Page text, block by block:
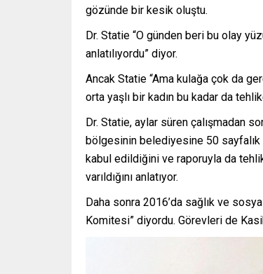
gözünde bir kesik oluştu.
Dr. Statie “O günden beri bu olay
anlatılıyordu” diyor.
Ancak Statie “Ama kulağa çok da
orta yaşlı bir kadın bu kadar da
Dr. Statie, aylar süren çalışmadan
bölgesinin belediyesine 50 sayfalık
kabul edildiğini ve raporuyla da
varıldığını anlatıyor.
Daha sonra 2016’da sağlık ve
Komitesi” diyordu. Görevleri de